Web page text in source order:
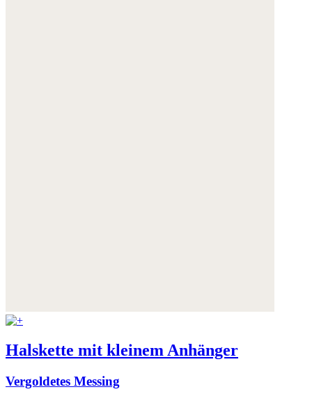
Halskette mit kleinem Anhänger
Vergoldetes Messing